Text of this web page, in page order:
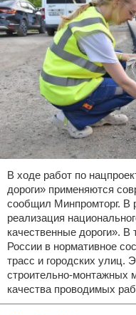
В ходе работ по
дороги» применяются
сообщил Минпромторг. В
реализация
качественные дороги». В
России в нормативное
трасс и городских улиц.
строительно-монтажных
качества проводимых